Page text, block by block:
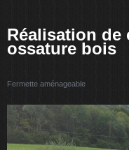
Réalisation
ossature bois
Fermette aménageable